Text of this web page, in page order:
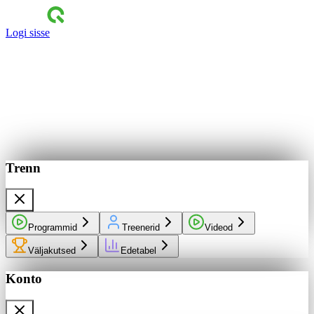
Logi sisse
Trenn
Programmid Treenerid Videod
Väljakutsed Edetabel
Konto